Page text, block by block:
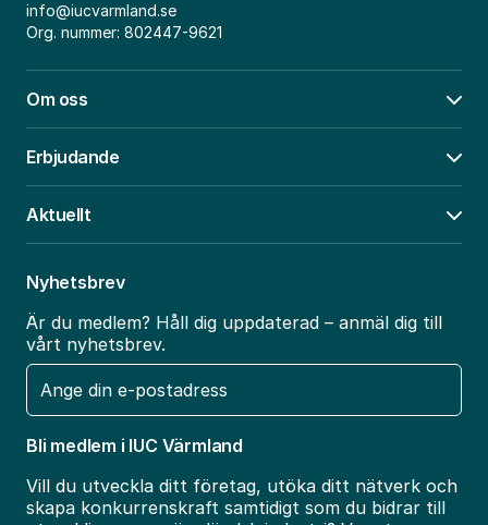
info@iucvarmland.se
Org. nummer: 802447-9621
Om oss
Erbjudande
Aktuellt
Nyhetsbrev
Är du medlem? Håll dig uppdaterad – anmäl dig till
vårt nyhetsbrev.
E-
post
Bli medlem i IUC Värmland
Vill du utveckla ditt företag, utöka ditt nätverk och
skapa konkurrenskraft samtidigt som du bidrar till